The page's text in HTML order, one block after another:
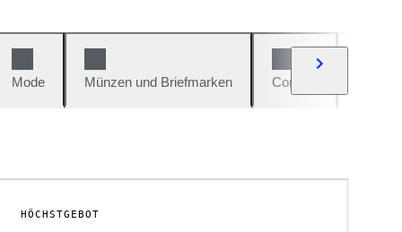
Mode Münzen und Briefmarken Comics
HÖCHSTGEBOT